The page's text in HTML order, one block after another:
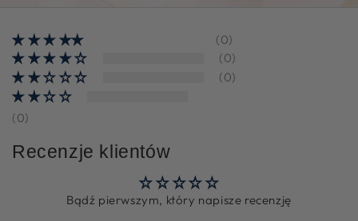
(0)
(0)
(0)
(0)
Recenzje klientów
Bądź pierwszym, który napisze recenzję